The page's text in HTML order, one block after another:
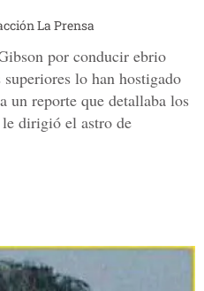
La Prensa
por conducir ebrio
superiores lo han hostigado
un reporte que detallaba los
dirigió el astro de